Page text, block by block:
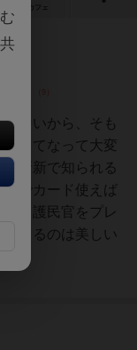
カフェ
がないから、そも
？ってなって大変
斬新で知られる
でカード使えば
た。護民官をプレ
できるのは美しい